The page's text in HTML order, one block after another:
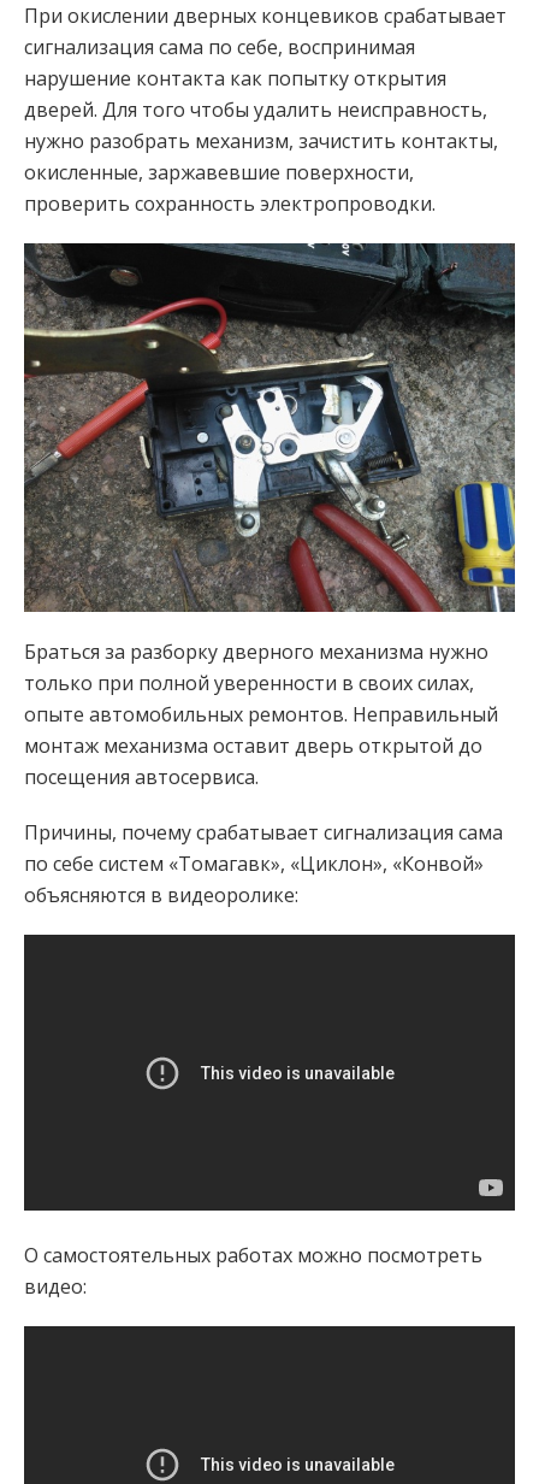
При окислении дверных концевиков срабатывает
сигнализация сама по себе, воспринимая
нарушение контакта как попытку открытия
дверей. Для того чтобы удалить неисправность,
нужно разобрать механизм, зачистить контакты,
окисленные, заржавевшие поверхности,
проверить сохранность электропроводки.
Браться за разборку дверного механизма нужно
только при полной уверенности в своих силах,
опыте автомобильных ремонтов. Неправильный
монтаж механизма оставит дверь открытой до
посещения автосервиса.
Причины, почему срабатывает сигнализация сама
по себе систем «Томагавк», «Циклон», «Конвой»
объясняются в видеоролике:
О самостоятельных работах можно посмотреть
видео: